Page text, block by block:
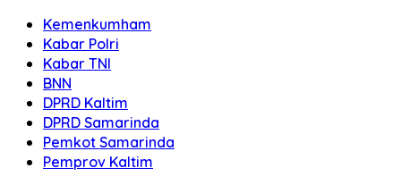
Kemenkumham
Kabar Polri
Kabar TNI
BNN
DPRD Kaltim
DPRD Samarinda
Pemkot Samarinda
Pemprov Kaltim